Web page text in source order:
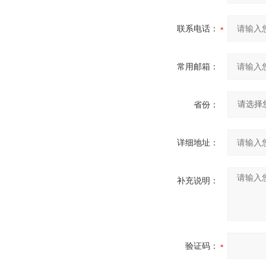
联系电话：
常用邮箱：
省份：
详细地址：
补充说明：
验证码：